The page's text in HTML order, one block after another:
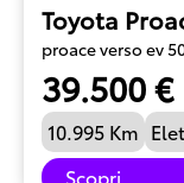
Toyota
proace verso ev
39.500 €
10.995 Km
Scopri